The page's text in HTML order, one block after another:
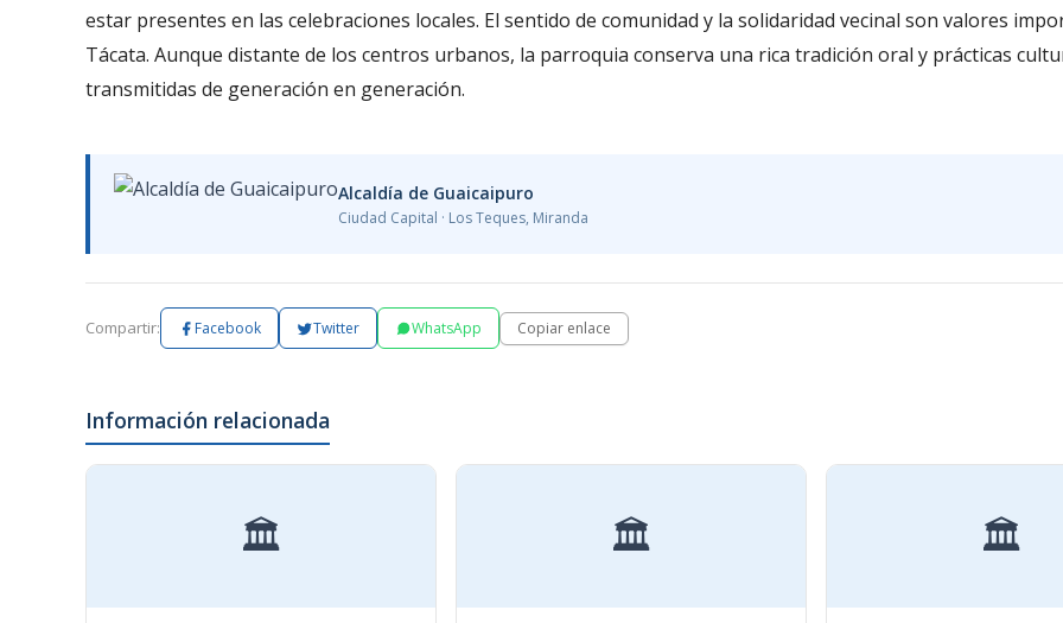
estar presentes en las celebraciones locales. El sentido de comunidad y la solidaridad vecinal son valores
Tácata. Aunque distante de los centros urbanos, la parroquia conserva una rica tradición oral y prácticas
transmitidas de generación en generación.
Alcaldía de Guaicaipuro
Ciudad Capital · Los Teques, Miranda
Compartir: Facebook Twitter WhatsApp Copiar enlace
Información relacionada
🏛 🏛 🏛